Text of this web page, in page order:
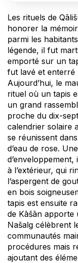
Les rituels de
honorer la
parmi les
légende, il fut
emporté sur un
fut lavé et enterré
Aujourd’hui, le
rituel où un tapis
un grand
proche du dix-
calendrier solaire
se réunissent
d’eau de rose.
à l’extérieur, qui
l’aspergent de
en bois
tapis est ensuite
de Kāšān apporte
Našalg célèbrent
communautés
procédures mais
ajoutant des